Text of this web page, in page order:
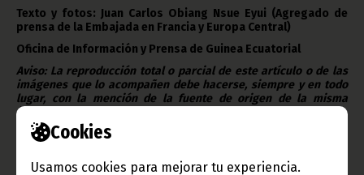
Cookies
Usamos cookies para mejorar tu experiencia.
Texto y fotos: Juan Carlos Obiang Nsue Eyui (Agregado de
prensa de la Embajada en Francia y Europa Central)
Oficina de Información y Prensa de Guinea Ecuatorial
Aviso: La reproducción total o parcial de este artículo o de las
imágenes que lo acompañen debe hacerse, siempre y en todo
lugar, con la mención de la fuente de origen de la misma
(Oficina de Información y Prensa de Guinea Ecuatorial).